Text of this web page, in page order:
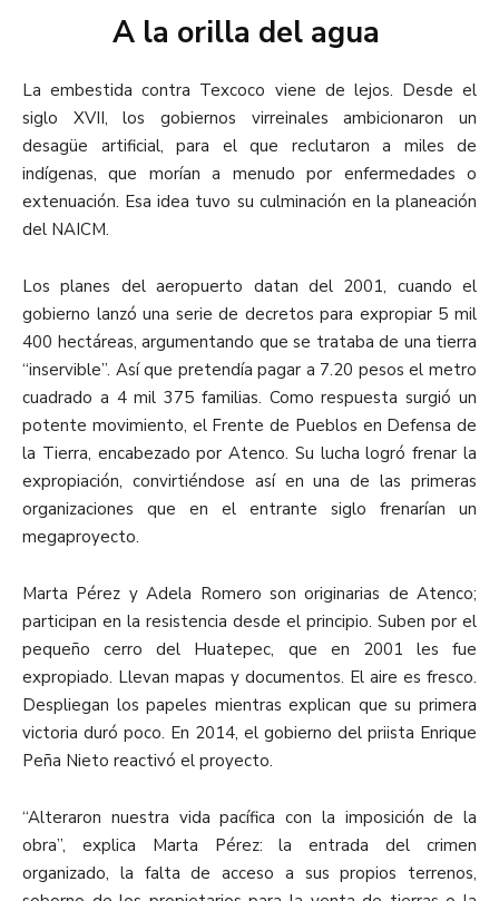
A la orilla del agua
La embestida contra Texcoco viene de lejos. Desde el
siglo XVII, los gobiernos virreinales ambicionaron un
desagüe artificial, para el que reclutaron a miles de
indígenas, que morían a menudo por enfermedades o
extenuación. Esa idea tuvo su culminación en la planeación
del NAICM.
Los planes del aeropuerto datan del 2001, cuando el
gobierno lanzó una serie de decretos para expropiar 5 mil
400 hectáreas, argumentando que se trataba de una tierra
“inservible”. Así que pretendía pagar a 7.20 pesos el metro
cuadrado a 4 mil 375 familias. Como respuesta surgió un
potente movimiento, el Frente de Pueblos en Defensa de
la Tierra, encabezado por Atenco. Su lucha logró frenar la
expropiación, convirtiéndose así en una de las primeras
organizaciones que en el entrante siglo frenarían un
megaproyecto.
Marta Pérez y Adela Romero son originarias de Atenco;
participan en la resistencia desde el principio. Suben por el
pequeño cerro del Huatepec, que en 2001 les fue
expropiado. Llevan mapas y documentos. El aire es fresco.
Despliegan los papeles mientras explican que su primera
victoria duró poco. En 2014, el gobierno del priista Enrique
Peña Nieto reactivó el proyecto.
“Alteraron nuestra vida pacífica con la imposición de la
obra”, explica Marta Pérez: la entrada del crimen
organizado, la falta de acceso a sus propios terrenos,